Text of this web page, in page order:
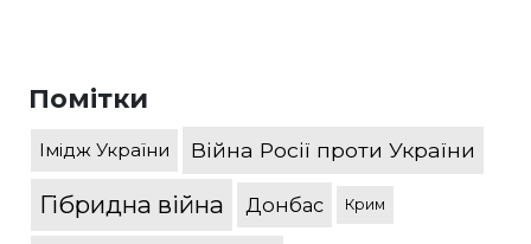
Помітки
Імідж України Війна Росії проти України
Гібридна війна Донбас Крим